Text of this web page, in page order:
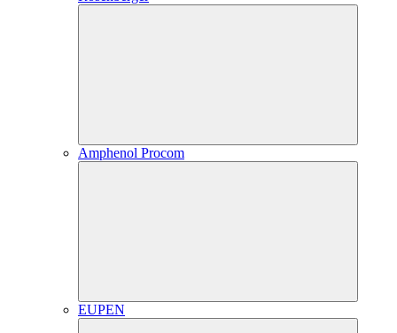
Amphenol Procom
EUPEN